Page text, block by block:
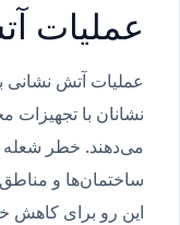
عملیات
عملیات آتش نشانی
نشانان با تجهیزات
می‌دهند. خطر شعله
ساختمان‌ها و
این رو برای کاهش